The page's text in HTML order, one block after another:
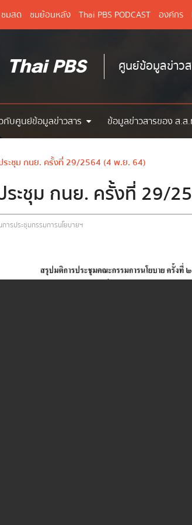
ชมสด ชมย้อนหลัง Thai PBS PODCAST องค์กร
ศูนย์ข้อมูลข่าวส
กับศูนย์ข้อมูลข่าวสาร ข้อมูลข่าวสารของ ส.ส
ระชุม กนย. ครั้งที่ 29/2564 (4 พ.ย. 64)
ระชุม กนย. ครั้งที่ 29/
ารประชุมกรรมการนโยบายฯ